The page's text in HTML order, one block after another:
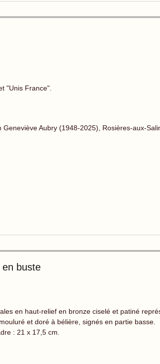
"Unis France".
Geneviève Aubry (1948-2025), Rosières-aux-
en buste
en haut-relief en bronze ciselé et patiné
et doré à bélière, signés en partie basse.
: 21 x 17,5 cm.